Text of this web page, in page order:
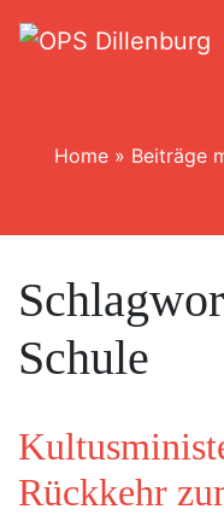
Home » Beiträge
Schule
Rückkehr